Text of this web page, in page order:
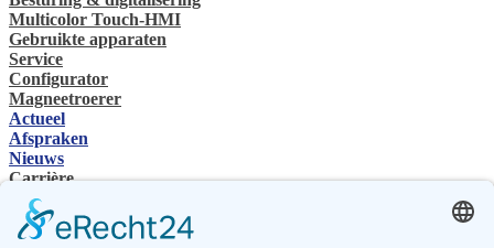
Multicolor Touch-HMI
Gebruikte apparaten
Service
Configurator
Magneetroerer
Actueel
Afspraken
Nieuws
Carrière
SHP Groep
Bedrijvengroep
Contactpersoon